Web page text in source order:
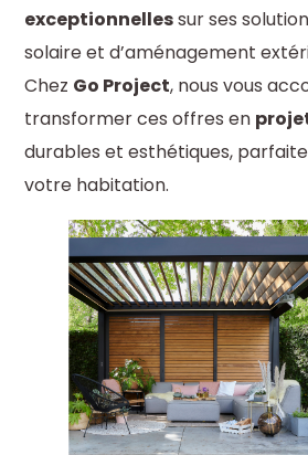
exceptionnellessur ses
solaire et d’aménagement
Chez Go Project, nous vous
transformer ces offres en
durables et esthétiques,
votre habitation.